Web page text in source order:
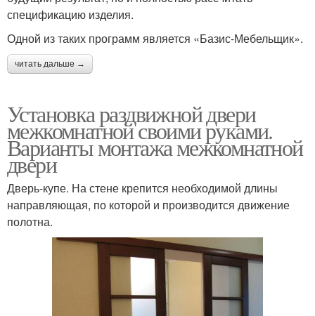
спецификацию изделия.
Одной из таких программ является «Базис-Мебельщик».
читать дальше →
Установка раздвижной двери
межкомнатной своими руками.
Варианты монтажа межкомнатной
двери
Дверь-купе. На стене крепится необходимой длины
направляющая, по которой и производится движение
полотна.